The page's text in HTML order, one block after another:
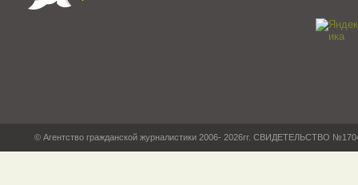
© Агентство гражданской журналистики 2006- 2026гг. СВИДЕТЕЛЬСТВО